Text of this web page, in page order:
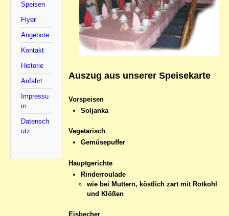
Speisen
Flyer
Angebote
Kontakt
Historie
Anfahrt
Impressu
m
Datensch
utz
Auszug aus unserer Speisekarte
Vorspeisen
Soljanka
Vegetarisch
Gemüsepuffer
Hauptgerichte
Rinderroulade
wie bei Muttern, köstlich zart mit Rotkohl
und Klößen
Eisbecher